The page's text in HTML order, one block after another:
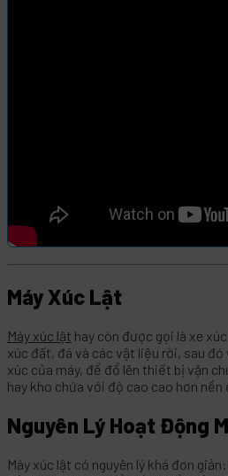
Máy Xúc Lật
Máy xúc lật hay còn được gọi là xe
xúc đất, đá và các vật liệu rời, sau đó
xúc của máy, để đổ lên thiết bị vận
hay kho chứa với độ cao cao hơn nền
Nguyên Lý Hoạt Động
Máy xúc lật có nguyên lý khá đơn